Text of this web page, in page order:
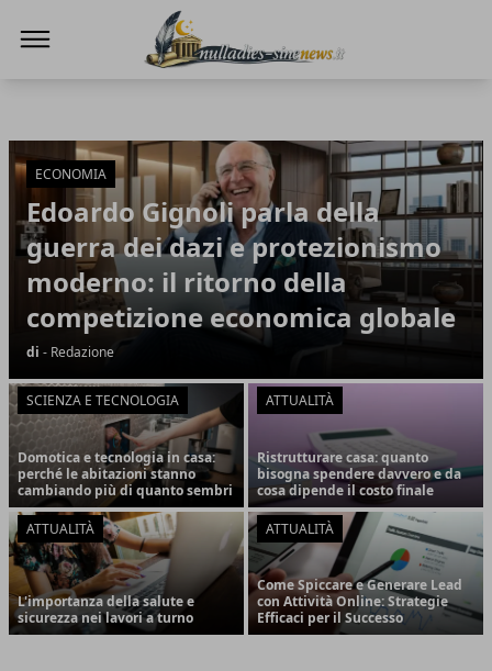
Articoli in Evidenza
ECONOMIA
Edoardo Gignoli parla della
guerra dei dazi e protezionismo
moderno: il ritorno della
competizione economica globale
di - Redazione
SCIENZA E TECNOLOGIA
Domotica e tecnologia in casa:
perché le abitazioni stanno
cambiando più di quanto sembri
ATTUALITÀ
Ristrutturare casa: quanto
bisogna spendere davvero e da
cosa dipende il costo finale
ATTUALITÀ
L'importanza della salute e
sicurezza nei lavori a turno
ATTUALITÀ
Come Spiccare e Generare Lead
con Attività Online: Strategie
Efficaci per il Successo